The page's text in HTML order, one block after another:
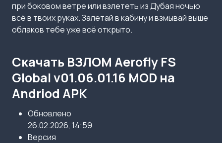
при боковом ветре или взлететь из Дубая ночью
всё в твоих руках. Залетай в кабину и взмывай выше
облаков тебе уже всё открыто.
Скачать ВЗЛОМ Aerofly FS
Global v01.06.01.16 MOD на
Andriod APK
Обновлено
26.02.2026, 14:59
Версия